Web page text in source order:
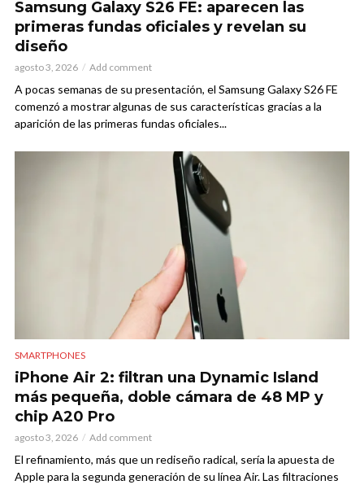
Samsung Galaxy S26 FE: aparecen las
primeras fundas oficiales y revelan su
diseño
agosto 3, 2026 Add comment
A pocas semanas de su presentación, el Samsung Galaxy S26 FE
comenzó a mostrar algunas de sus características gracias a la
aparición de las primeras fundas oficiales...
SMARTPHONES
iPhone Air 2: filtran una Dynamic Island
más pequeña, doble cámara de 48 MP y
chip A20 Pro
agosto 3, 2026 Add comment
El refinamiento, más que un rediseño radical, sería la apuesta de
Apple para la segunda generación de su línea Air. Las filtraciones